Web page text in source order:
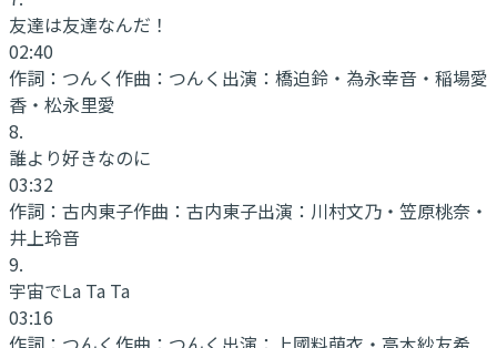
友達は友達なんだ！
02:40
作詞： つんく作曲： つんく 出演： 橋迫鈴・為永幸音・稲場愛
香・松永里愛
8.
誰より好きなのに
03:32
作詞： 古内東子作曲： 古内東子出演： 川村文乃・笠原桃奈・
井上玲音
9.
宇宙でLa Ta Ta
03:16